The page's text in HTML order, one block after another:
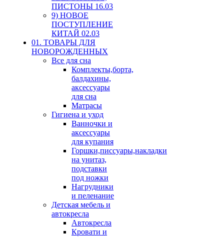
ПИСТОНЫ 16.03
9) НОВОЕ
ПОСТУПЛЕНИЕ
КИТАЙ 02.03
01. ТОВАРЫ ДЛЯ
НОВОРОЖДЕННЫХ
Все для сна
Комплекты,борта,
балдахины,
аксессуары
для сна
Матрасы
Гигиена и уход
Ванночки и
аксессуары
для купания
Горшки,писсуары,накладки
на унитаз,
подставки
под ножки
Нагрудники
и пеленание
Детская мебель и
автокресла
Автокресла
Кровати и